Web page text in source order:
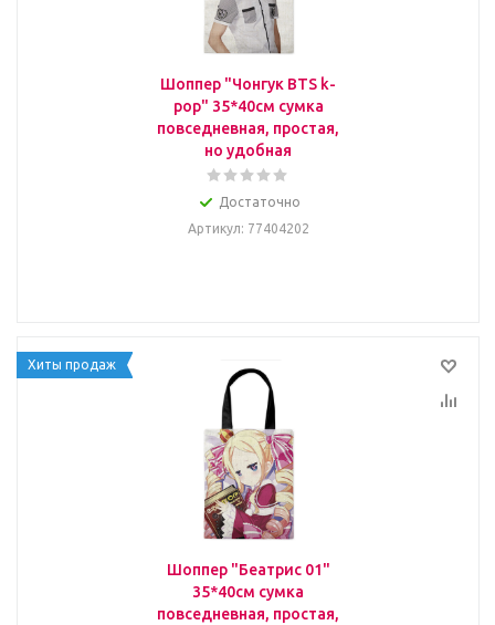
Шоппер "Чонгук BTS k-
pop" 35*40см сумка
повседневная, простая,
но удобная
Достаточно
Артикул: 77404202
Хиты продаж
Шоппер "Беатрис 01"
35*40см сумка
повседневная, простая,